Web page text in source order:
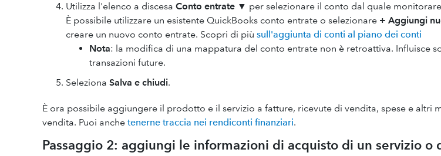
Utilizza l'elenco a discesa Conto entrate ▼ per selezionare il conto dal quale
È possibile utilizzare un esistente QuickBooks conto entrate o selezionare + Aggiungi
creare un nuovo conto entrate. Scopri di più sull'aggiunta di conti al piano dei conti
Nota: la modifica di una mappatura del conto entrate non è retroattiva. Influisce
transazioni future.
Seleziona Salva e chiudi.
È ora possibile aggiungere il prodotto e il servizio a fatture, ricevute di vendita, spese e altri
vendita. Puoi anche tenerne traccia nei rendiconti finanziari.
Passaggio 2: aggiungi le informazioni di acquisto di un servizio o